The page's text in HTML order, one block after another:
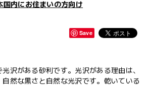
国内にお住まいの方向け
Save
沢がある砂利です。光沢がある理由は、
然な黒さと自然な光沢です。乾いている